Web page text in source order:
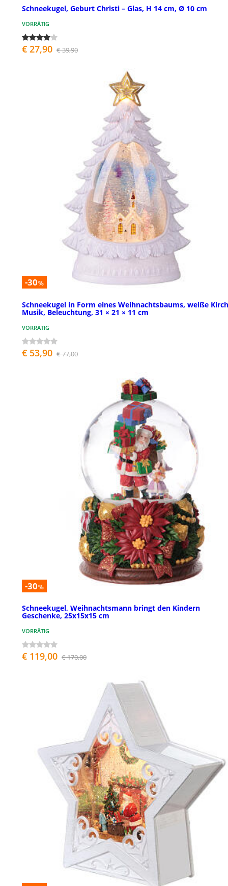
Schneekugel, Geburt Christi – Glas, H 14 cm, Ø 10 cm
VORRÄTIG
€ 27,90 € 39,90
-30%
Schneekugel in Form eines Weihnachtsbaums, weiße
Musik, Beleuchtung, 31 × 21 × 11 cm
VORRÄTIG
€ 53,90 € 77,00
-30%
Schneekugel, Weihnachtsmann bringt den Kindern
Geschenke, 25x15x15 cm
VORRÄTIG
€ 119,00 € 170,00